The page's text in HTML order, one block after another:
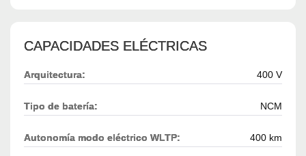
CAPACIDADES ELÉCTRICAS
Arquitectura: 400 V
Tipo de batería: NCM
Autonomía modo eléctrico WLTP: 400 km